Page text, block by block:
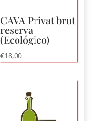
CAVA Privat brut
reserva
(Ecológico)
€18,00